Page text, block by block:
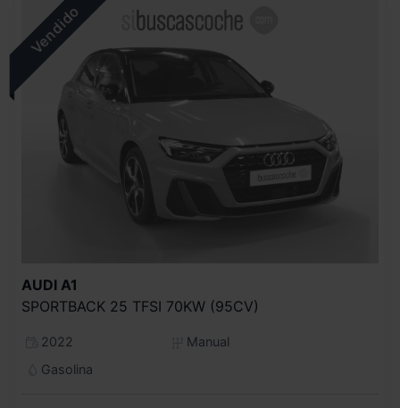
AUDI A1
SPORTBACK 25 TFSI 70KW (95CV)
2022
Manual
Gasolina